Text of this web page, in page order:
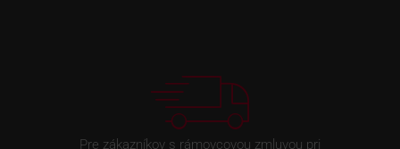
Pre zákazníkov s rámovcovou zmluvou pri